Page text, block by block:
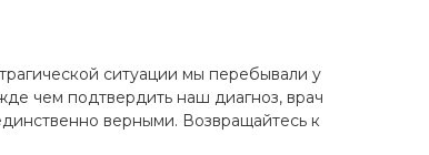
ситуации мы перебывали у
чем подтвердить наш диагноз, врач
верными. Возвращайтесь к